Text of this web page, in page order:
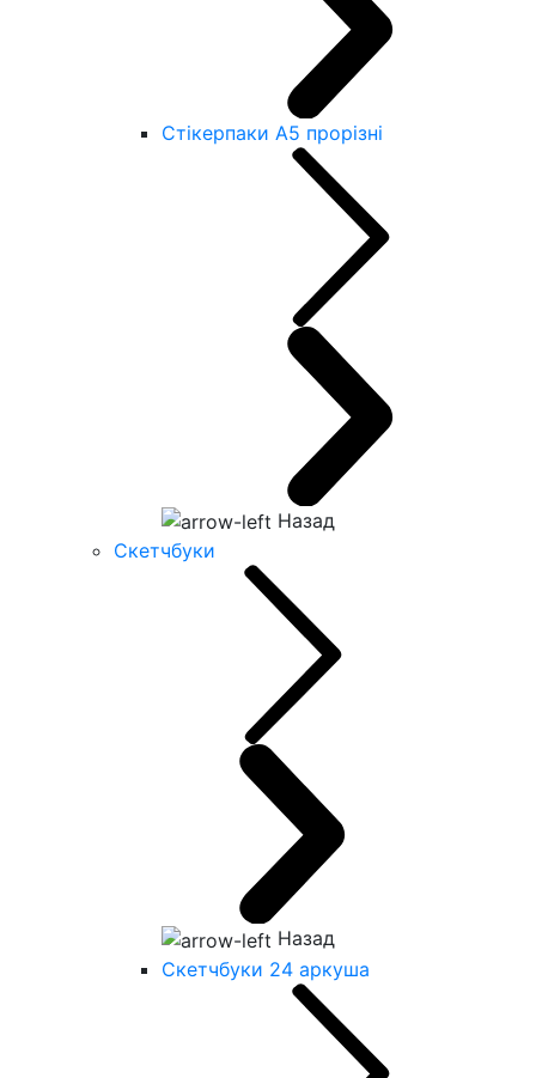
Стікерпаки А5 прорізні
Назад
Скетчбуки
Назад
Скетчбуки 24 аркуша